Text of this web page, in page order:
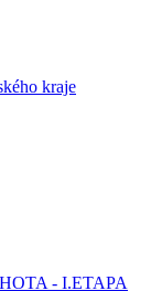
kraje
- I.ETAPA